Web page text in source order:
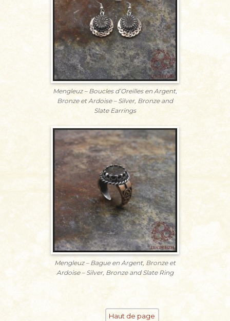
Mengleuz – Boucles d’Oreilles en Argent,
Bronze et Ardoise – Silver, Bronze and
Slate Earrings
Mengleuz – Bague en Argent, Bronze et
Ardoise – Silver, Bronze and Slate Ring
Haut de page